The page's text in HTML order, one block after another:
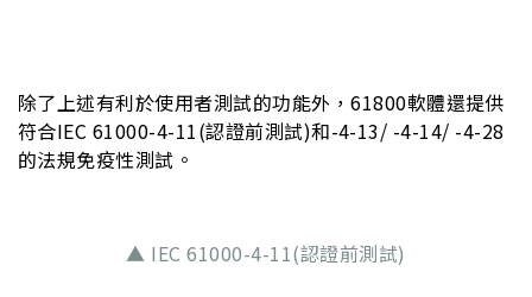
除了上述有利於使用者測試的功能外，61800軟體還提供
符合IEC 61000-4-11(認證前測試)和-4-13/ -4-14/ -4-28
的法規免疫性測試。
▲ IEC 61000-4-11(認證前測試)